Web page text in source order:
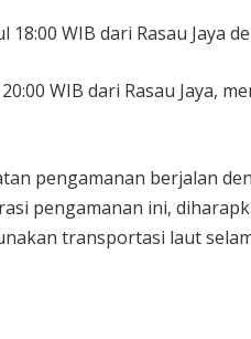
18:00 WIB dari Rasau Jaya
WIB dari Rasau Jaya,
pengamanan berjalan
pengamanan ini,
transportasi laut